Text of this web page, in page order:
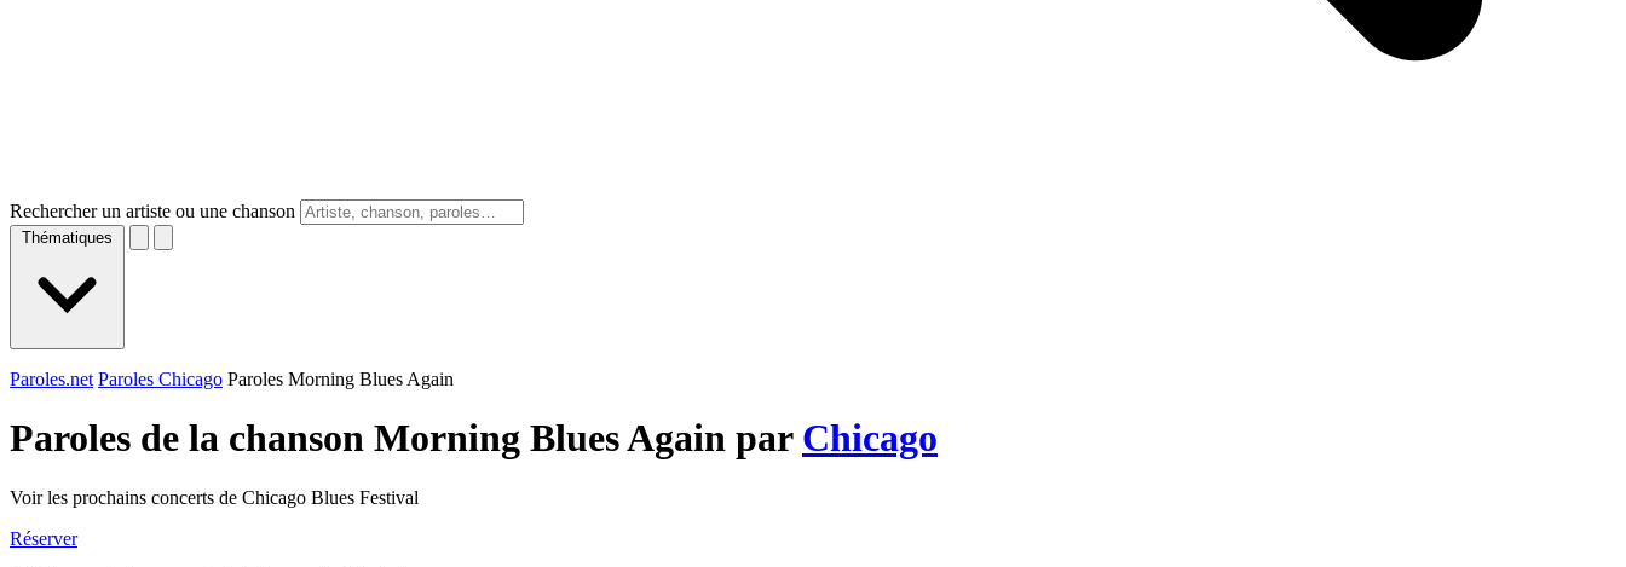
Rechercher un artiste ou une chanson
Thématiques
Paroles.net Paroles Chicago Paroles Morning Blues Again
Paroles de la chanson Morning Blues Again par Chicago
Voir les prochains concerts de Chicago Blues Festival
Réserver